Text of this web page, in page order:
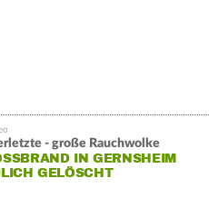
- große Rauchwolke
IN GERNSHEIM E
GELÖSCHT